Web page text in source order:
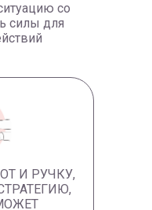
со
силы для
И РУЧКУ,